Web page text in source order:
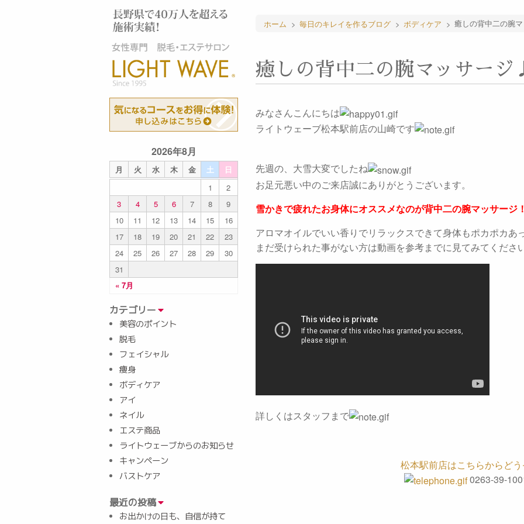
2026年8月
月 火 水 木 金 土 日
« 7月
1
2
3
4 5 6 7 8
9
10
11 12 13 14 15
16
17
18 19 20 21 22
23
24
25 26 27 28 29
30
31
カテゴリー
美容のポイント
脱毛
フェイシャル
痩身
ボディケア
アイ
ネイル
エステ商品
ライトウェーブからのお知らせ
キャンペーン
バストケア
最近の投稿
お出かけの日も、自信が持て
ホーム > 毎日のキレイを作るブログ > ボディケア > 癒しの背中二の腕
癒しの背中二の腕マッサー
みなさんこんにちは
ライトウェーブ松本駅前店の山崎です
先週の、大雪大変でしたね
お足元悪い中のご来店誠にありがとうございます。
雪かきで疲れたお身体にオススメなのが背中二の腕マッサージ
アロマオイルでいい香りでリラックスできて身体もポカポカあ
まだ受けられた事がない方は動画を参考までに見てみてくださ
詳しくはスタッフまで
松本駅前店はこちらからど
0263-39-